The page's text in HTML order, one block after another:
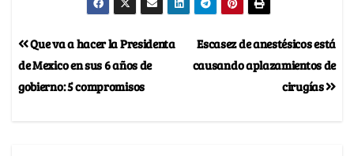
Escasez de anestésicos está
causando aplazamientos de
cirugías
Que va a hacer la Presidenta
de Mexico en sus 6 años de
gobierno: 5 compromisos